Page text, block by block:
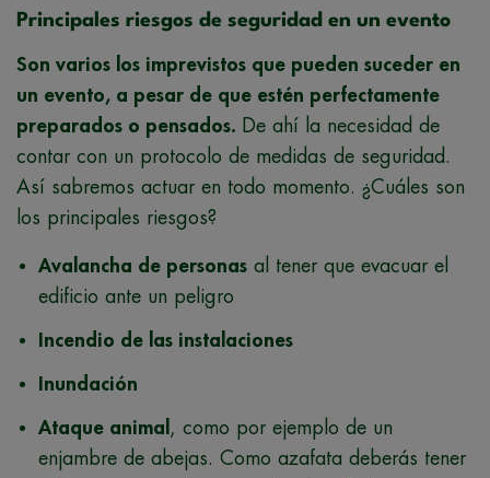
Principales riesgos de seguridad en un evento
Son varios los imprevistos que pueden suceder en
un evento, a pesar de que estén perfectamente
preparados o pensados. De ahí la necesidad de
contar con un protocolo de medidas de seguridad.
Así sabremos actuar en todo momento. ¿Cuáles son
los principales riesgos?
Avalancha de personas al tener que evacuar el
edificio ante un peligro
Incendio de las instalaciones
Inundación
Ataque animal , como por ejemplo de un
enjambre de abejas. Como azafata deberás tener